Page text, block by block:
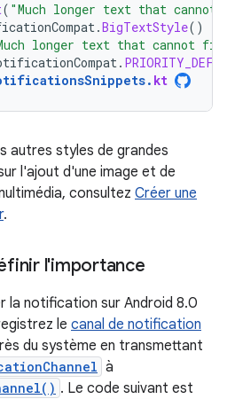
( "Much longer text that
.BigTextStyle()
longer text that cannot
.
. kt
autres styles de grandes
l'ajout d'une image et de
consultez Créer une
.
l'importance
la notification sur Android 8.0
le canal de notification
du système en transmettant
à
. Le code suivant est